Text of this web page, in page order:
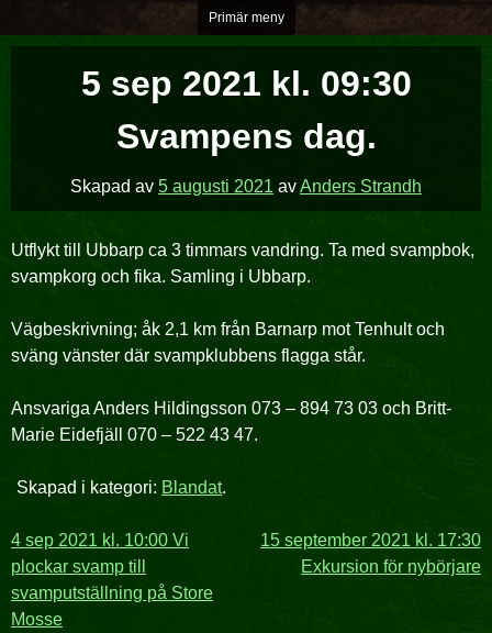
över
Primär meny
5 sep 2021 kl. 09:30
Svampens dag.
Skapad av 5 augusti 2021 avAnders Strandh
Utflykt till Ubbarp ca 3 timmars vandring. Ta med svampbok,
svampkorg och fika. Samling i Ubbarp.
Vägbeskrivning; åk 2,1 km från Barnarp mot Tenhult och
sväng vänster där svampklubbens flagga står.
Ansvariga Anders Hildingsson 073 – 894 73 03 och Britt-
Marie Eidefjäll 070 – 522 43 47.
Skapad i kategori: Blandat.
Inläggsnavigering
4 sep 2021 kl. 10:00 Vi
plockar svamp till
svamputställning på Store
Mosse
15 september 2021 kl. 17:30
Exkursion för nybörjare